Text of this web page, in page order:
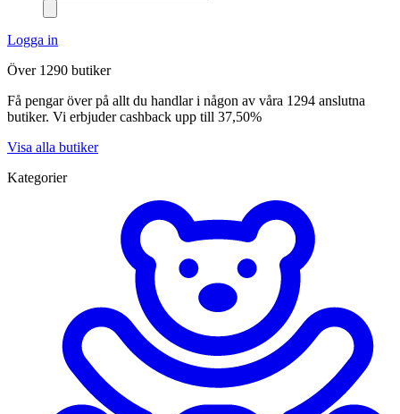
Logga in
Över 1290 butiker
Få pengar över på allt du handlar i någon av våra 1294 anslutna
butiker. Vi erbjuder cashback upp till 37,50%
Visa alla butiker
Kategorier